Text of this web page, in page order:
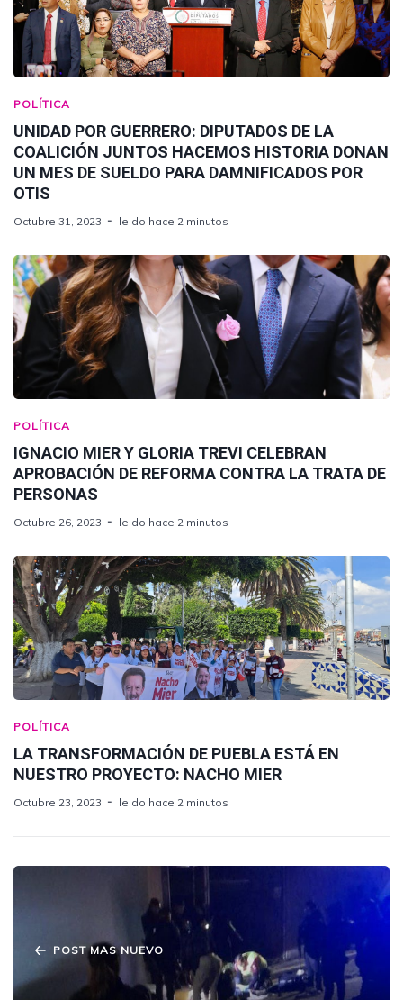
POLÍTICA
UNIDAD POR GUERRERO: DIPUTADOS DE LA
COALICIÓN JUNTOS HACEMOS HISTORIA DONAN
UN MES DE SUELDO PARA DAMNIFICADOS POR
OTIS
Octubre 31, 2023 leido hace 2 minutos
POLÍTICA
IGNACIO MIER Y GLORIA TREVI CELEBRAN
APROBACIÓN DE REFORMA CONTRA LA TRATA DE
PERSONAS
Octubre 26, 2023 leido hace 2 minutos
POLÍTICA
LA TRANSFORMACIÓN DE PUEBLA ESTÁ EN
NUESTRO PROYECTO: NACHO MIER
Octubre 23, 2023 leido hace 2 minutos
POST MAS NUEVO
Vecinos de Chachapa detienen a ladrones